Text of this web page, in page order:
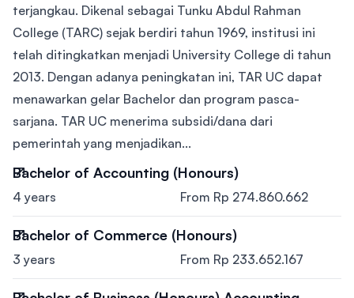
terjangkau. Dikenal sebagai Tunku Abdul Rahman
College (TARC) sejak berdiri tahun 1969, institusi ini
telah ditingkatkan menjadi University College di tahun
2013. Dengan adanya peningkatan ini, TAR UC dapat
menawarkan gelar Bachelor dan program pasca-
sarjana. TAR UC menerima subsidi/dana dari
pemerintah yang menjadikan...
Bachelor of Accounting (Honours)
4 years From Rp 274.860.662
Bachelor of Commerce (Honours)
3 years From Rp 233.652.167